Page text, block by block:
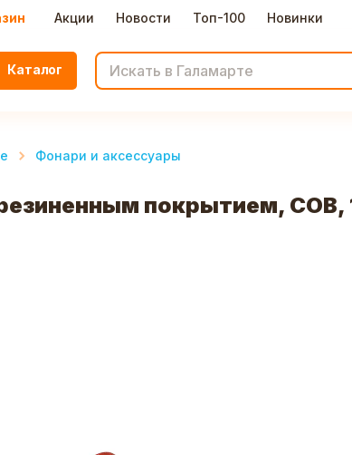
Акции Новости Топ-100 Новинки
Каталог
Фонари и аксессуары
покрытием,